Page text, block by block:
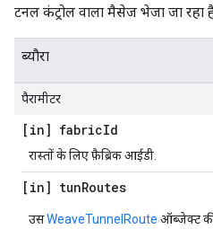
टनल कंट्रोल वाला मैसेज भेजा जा रहा
ब्यौरा
पैरामीटर
[in] fabricId
रास्तों के लिए फ़ैब्रिक आईडी.
[in] tunRoutes
उसWeaveTunnelRoute ऑब्जेक्ट की